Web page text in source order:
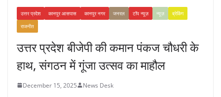
उत्तर प्रदेश कानपुर आसपास कानपुर नगर जनरल टॉप न्यूज़ न्यूज़
ब्रेकिंग
राजनीत
उत्तर प्रदेश बीजेपी की कमान पंकज चौधरी के
हाथ, संगठन में गूंजा उत्सव का माहौल
December 15, 2025 News Desk